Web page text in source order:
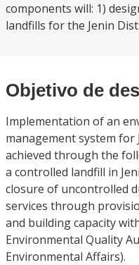
components will: 1)
landfills for the Jenin
Objetivo de
Implementation of an
management system for
achieved through the
a controlled landfill in
closure of uncontrolled
services through
and building capacity
Environmental Quality
Environmental Affairs).